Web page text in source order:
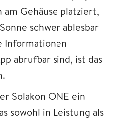
Gehäuse platziert,
schwer ablesbar
Informationen
abrufbar sind, ist das
Solakon ONE ein
sowohl in Leistung als